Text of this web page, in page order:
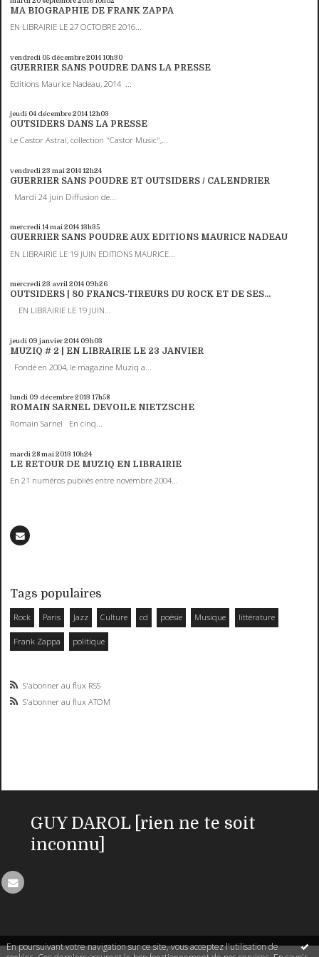
En poursuivant votre navigation sur ce site, vous acceptez l'utilisation de
MA BIOGRAPHIE DE FRANK ZAPPA
EN LIBRAIRIE LE 27 OCTOBRE 2016...
vendredi 05 décembre 201410h30
GUERRIER SANS POUDRE DANS LA PRESSE
Editions Maurice Nadeau, 2014 ...
jeudi 04 décembre 201412h03
OUTSIDERS DANS LA PRESSE
Le Castor Astral, collection "Castor Music",...
vendredi 23 mai 201412h24
GUERRIER SANS POUDRE ET OUTSIDERS / CALENDRIER
Mardi 24 juin Diffusion de...
mercredi 14mai 201413h35
GUERRIER SANS POUDRE AUX EDITIONS MAURICE NADEAU
EN LIBRAIRIE LE 19 JUIN EDITIONS MAURICE...
mercredi 23 avril 2014 09h26
OUTSIDERS | 80 FRANCS-TIREURS DU ROCK ET DE SES...
EN LIBRAIRIE LE 19 JUIN...
jeudi 09 janvier 2014 09h03
MUZIQ # 2 | EN LIBRAIRIE LE 23 JANVIER
Fondé en 2004, le magazine Muziq a...
lundi 09 décembre 2013 17h58
ROMAIN SARNEL DEVOILE NIETZSCHE
Romain Sarnel En cinq...
mardi 28mai 2013 10h24
LE RETOUR DE MUZIQ EN LIBRAIRIE
En 21 numéros publiés entre novembre 2004...
Tags populaires
Rock Paris Jazz Culture cd poésie Musique littérature
Frank Zappa politique
S'abonner au flux RSS
S'abonner au flux ATOM
GUY DAROL [rien ne te soit
inconnu]